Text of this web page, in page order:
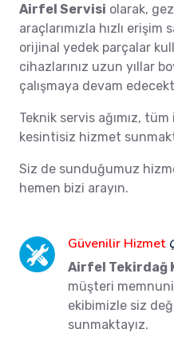
Airfel Servisi olarak,
araçlarımızla hızlı
orijinal yedek parçalar
cihazlarınız uzun yıllar
çalışmaya devam
Teknik servis ağımız,
kesintisiz hizmet
Siz de sunduğumuz
hemen bizi arayın.
Güvenilir Hizmet
Airfel Tekirdağ
müşteri
ekibimizle siz
sunmaktayız.